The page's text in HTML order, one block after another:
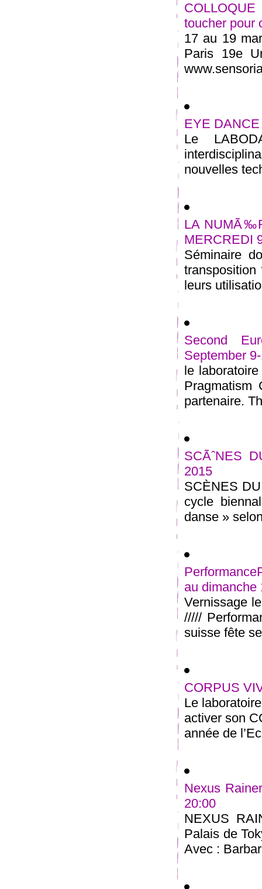
toucher pour
17 au 19
Paris 19e
EYE DANCE
Le
nouvelles
LA
MERCREDI
Séminaire
transposition
leurs
Second
September
le
Pragmatism
partenaire.
SCÃˆNES
2015
SCÈNES
cycle
danse »
au
Vernissage
/////
suisse fête
CORPUS
Le
activer son
année de
Nexus
20:00
NEXUS
Palais de
Avec :